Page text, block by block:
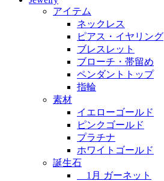
アイテム
ネックレス
ピアス・イヤリング
ブレスレット
ブローチ・帯留め
ペンダントトップ
指輪
素材
イエローゴールド
ピンクゴールド
プラチナ
ホワイトゴールド
誕生石
1月 ガーネット